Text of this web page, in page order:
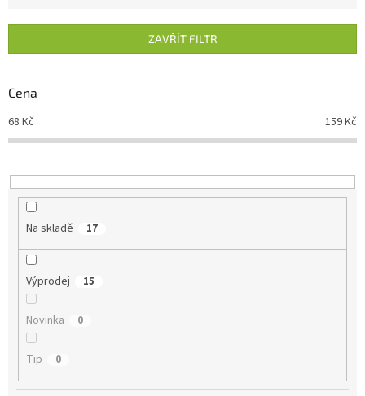
í
r
o
d
u
t
ů
ZAVŘÍT FILTR
Cena
68 Kč 159Kč
Na skladě 17
Výprodej 15
Novinka 0
Tip 0